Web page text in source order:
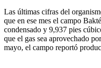
Las últimas cifras del
que en ese mes el campo
condensado y 9,937 pies
que el gas sea aprovechado
mayo, el campo reportó